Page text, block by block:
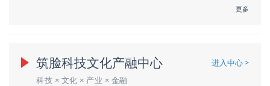
更多
筑脸科技文化产融中心
进入中心 >
科技 × 文化 × 产业 × 金融